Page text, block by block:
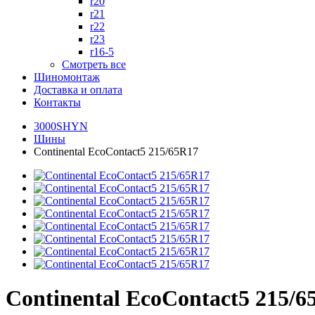
r21
r22
r23
r16-5
Смотреть все
Шиномонтаж
Доставка и оплата
Контакты
3000SHYN
Шины
Continental EcoContact5 215/65R17
Continental EcoContact5 215/